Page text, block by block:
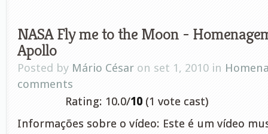
NASA Fly me to the Moon -
Apollo
Posted by Mário César on set 1, 2010 in
comments
Rating: 10.0/10 (1 vote cast)
Informações sobre o vídeo: Este é um vídeo